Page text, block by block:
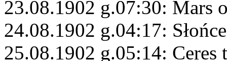
23.08.1902 g.07:30: Mars
24.08.1902 g.04:17:
25.08.1902 g.05:14: Ceres